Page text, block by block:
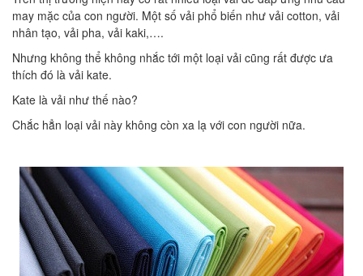
may mặc của con người. Một số vải phổ biến như vải cotton, vải
nhân tạo, vải pha, vải kaki,….
Nhưng không thể không nhắc tới một loại vải cũng rất được ưa
thích đó là vải kate.
Kate là vải như thế nào?
Chắc hẳn loại vải này không còn xa lạ với con người nữa.